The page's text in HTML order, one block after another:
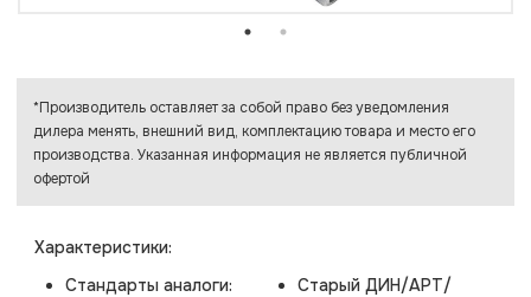
Характеристики:
Стандарты аналоги:
Старый ДИН/АРТ/
*Производитель оставляет за собой право без уведомления
дилера менять, внешний вид, комплектацию товара и место его
производства. Указанная информация не является публичной
офертой